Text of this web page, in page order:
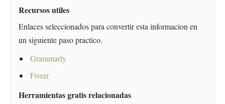
Recursos utiles
Enlaces seleccionados para convertir esta informacion en
un siguiente paso practico.
Grammarly
Fiverr
Herramientas gratis relacionadas